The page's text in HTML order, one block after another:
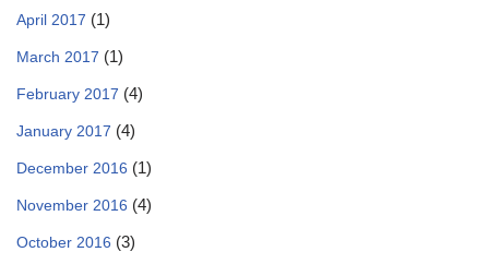
April 2017 (1)
March 2017 (1)
February 2017 (4)
January 2017 (4)
December 2016 (1)
November 2016 (4)
October 2016 (3)